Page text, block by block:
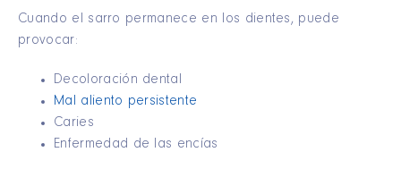
Cuando el sarro permanece en los dientes, puede
provocar:
Decoloración dental
Mal aliento persistente
Caries
Enfermedad de las encías